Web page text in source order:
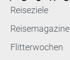
Reiseziele
Reisemagazine
Flitterwochen